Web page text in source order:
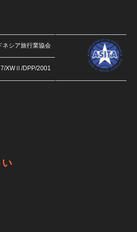
ネシア旅行業協会
XWⅡ/DPP/2001
い